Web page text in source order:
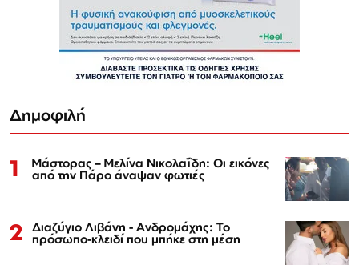
Δημοφιλή
1 Μάστορας – Μελίνα Νικολαΐδη: Οι εικόνες
από την Πάρο άναψαν φωτιές
2 Διαζύγιο Λιβάνη - Ανδρομάχης: Το
πρόσωπο-κλειδί που μπήκε στη μέση